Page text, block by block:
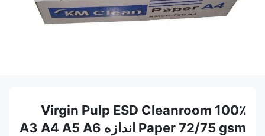
100٪ Virgin Pulp ESD Cleanroom
Paper 72/75 gsm اندازه A3 A4 A5 A6